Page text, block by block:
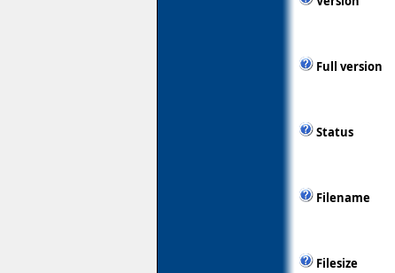
Full version
Status
Filename
Filesize